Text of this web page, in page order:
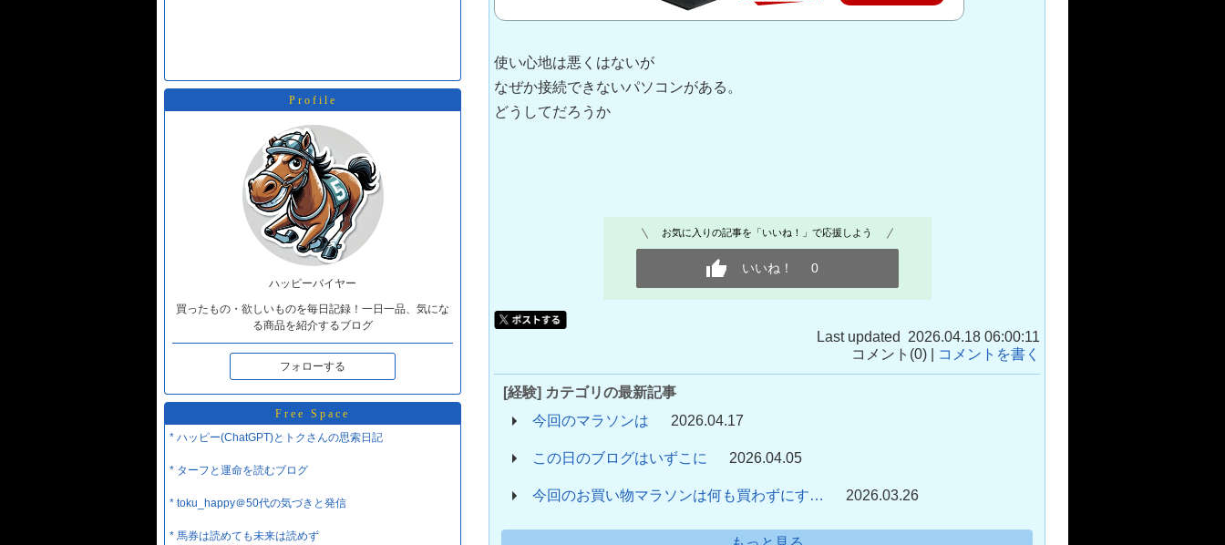
Profile
ハッピーバイヤー
買ったもの・欲しいものを毎日記録！一日一品、気にな
る商品を紹介するブログ
フォローする
Free Space
* ハッピー(ChatGPT)とトクさんの思索日記
* ターフと運命を読むブログ
* toku_happy＠50代の気づきと発信
* 馬券は読めても未来は読めず
使い心地は悪くはないが
なぜか接続できないパソコンがある。
どうしてだろうか
お気に入りの記事を「いいね！」で応援しよう
いいね！ 0
Last updated 2026.04.18 06:00:11
コメント(0) |
コメントを書く
[経験] カテゴリの最新記事
今回のマラソンは
2026.04.17
この日のブログはいずこに 2026.04.05
今回のお買い物マラソンは何も買わずにす… 2026.03.26